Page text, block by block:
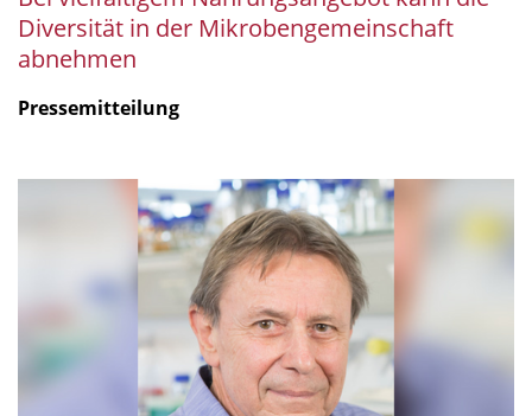
Diversität in der Mikrobengemeinschaft
abnehmen
Pressemitteilung
Fritz